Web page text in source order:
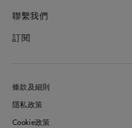
聯繫我們
訂閱
條款及細則
隱私政策
Cookie政策